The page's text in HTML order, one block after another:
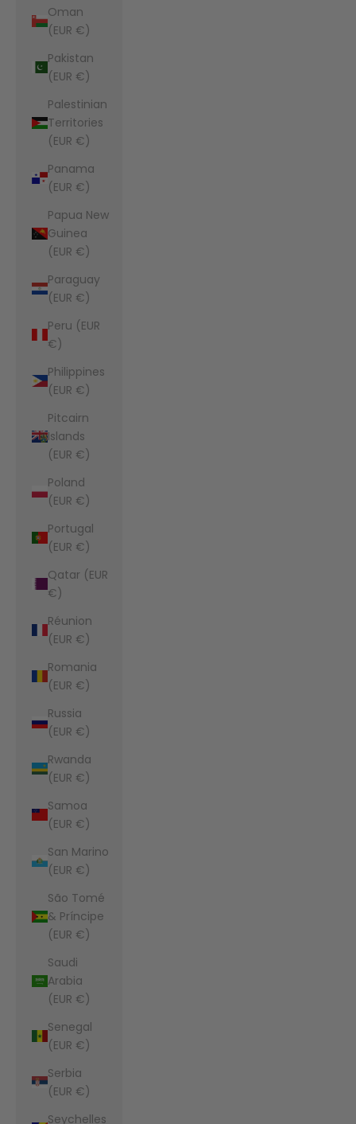
Oman
(EUR €)
Pakistan
(EUR €)
Palestinian
Territories
(EUR €)
Panama
(EUR €)
Papua New
Guinea
(EUR €)
Paraguay
(EUR €)
Peru (EUR
€)
Philippines
(EUR €)
Pitcairn
Islands
(EUR €)
Poland
(EUR €)
Portugal
(EUR €)
Qatar (EUR
€)
Réunion
(EUR €)
Romania
(EUR €)
Russia
(EUR €)
Rwanda
(EUR €)
Samoa
(EUR €)
San Marino
(EUR €)
São Tomé
& Príncipe
(EUR €)
Saudi
Arabia
(EUR €)
Senegal
(EUR €)
Serbia
(EUR €)
Seychelles